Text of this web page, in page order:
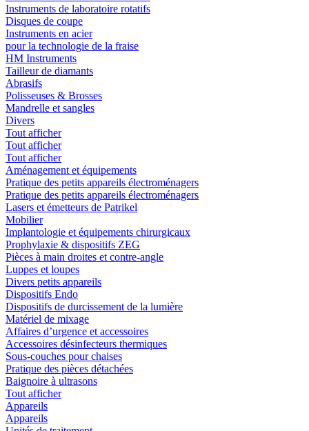
Instruments de laboratoire rotatifs
Disques de coupe
Instruments en acier
pour la technologie de la fraise
HM Instruments
Tailleur de diamants
Abrasifs
Polisseuses & Brosses
Mandrelle et sangles
Divers
Tout afficher
Tout afficher
Tout afficher
Aménagement et équipements
Pratique des petits appareils électroménagers
Pratique des petits appareils électroménagers
Lasers et émetteurs de Patrikel
Mobilier
Implantologie et équipements chirurgicaux
Prophylaxie & dispositifs ZEG
Pièces à main droites et contre-angle
Luppes et loupes
Divers petits appareils
Dispositifs Endo
Dispositifs de durcissement de la lumière
Matériel de mixage
Affaires d’urgence et accessoires
Accessoires désinfecteurs thermiques
Sous-couches pour chaises
Pratique des pièces détachées
Baignoire à ultrasons
Tout afficher
Appareils
Appareils